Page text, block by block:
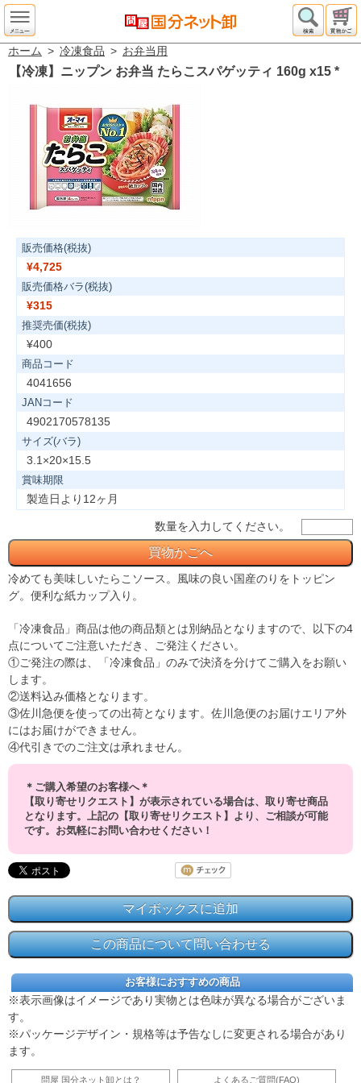
ホーム > 冷凍食品 > お弁当用
【冷凍】ニップン お弁当 たらこスパゲッティ 160g x15 *
販売価格(税抜)
¥4,725
販売価格バラ(税抜)
¥315
推奨売価(税抜)
¥400
商品コード
4041656
JANコード
4902170578135
サイズ(バラ)
3.1×20×15.5
賞味期限
製造日より12ヶ月
数量を入力してください。
冷めても美味しいたらこソース。風味の良い国産のりをトッピン
グ。便利な紙カップ入り。
「冷凍食品」商品は他の商品類とは別納品となりますので、以下の4
点についてご注意いただき、ご発注ください。
①ご発注の際は、「冷凍食品」のみで決済を分けてご購入をお願い
します。
②送料込み価格となります。
③佐川急便を使っての出荷となります。佐川急便のお届けエリア外
にはお届けができません。
④代引きでのご注文は承れません。
＊ご購入希望のお客様へ＊
【取り寄せリクエスト】が表示されている場合は、取り寄せ商品
となります。上記の【取り寄せリクエスト】より、ご相談が可能
です。お気軽にお問い合わせください！
お客様におすすめの商品
※表示画像はイメージであり実物とは色味が異なる場合がございま
す。
※パッケージデザイン・規格等は予告なしに変更される場合があり
ます。
問屋 国分ネット卸とは？ よくあるご質問(FAQ)